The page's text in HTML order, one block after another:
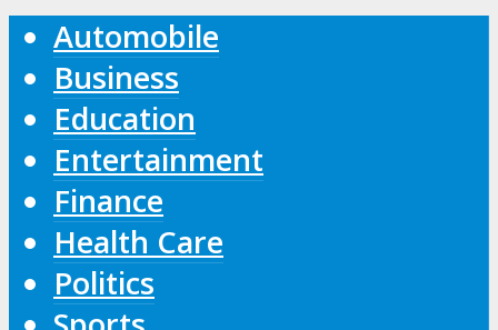
Automobile
Business
Education
Entertainment
Finance
Health Care
Politics